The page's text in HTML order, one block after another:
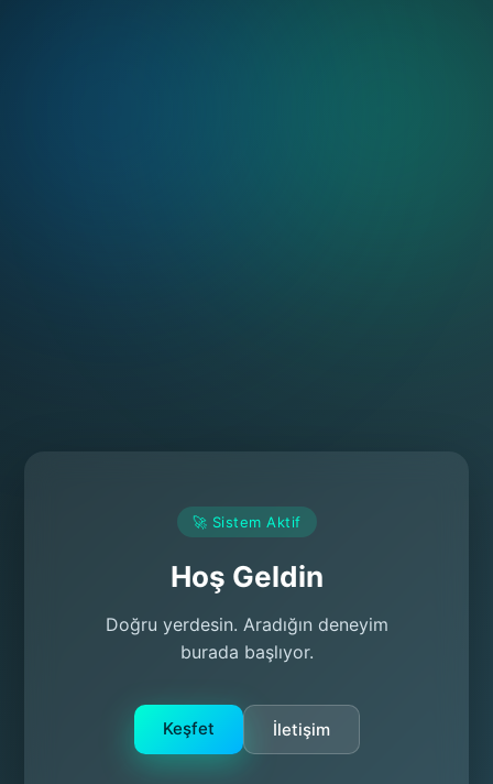
🚀 Sistem Aktif
Hoş Geldin
Doğru yerdesin. Aradığın deneyim
burada başlıyor.
Keşfet İletişim